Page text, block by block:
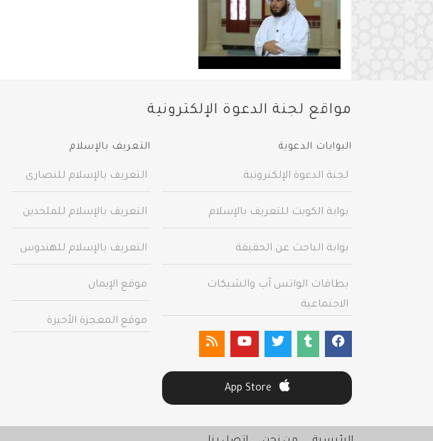
مواقع لجنة الدعوة الإلكترونية
البوابات الدعوية
لجنة الدعوة الإلكترونية
بوابة الكويت للتعريف بالإسلام
بوابة الباحث عن الحقيقة
بطاقات الواتس آب والشبكات
الاجتماعية
التعريف بالإسلام
التعريف بالإسلام للنصارى
التعريف بالإسلام للملحدين
التعريف بالإسلام للهندوس
موقع الإيمان
موقع المعجزة الأخيرة